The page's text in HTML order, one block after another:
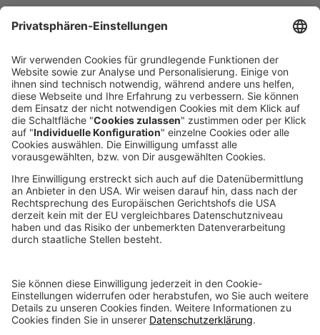
KONTAKTFORMULAR
DIREKT ANRUFEN
voxeljet 3D Newsletter
Aktuelles aus der additiven Fertigung
NEWSLETTER ABONNIEREN